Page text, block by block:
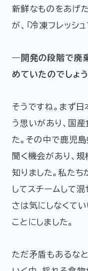
新鮮なものをあげ
が、「冷凍フレッシ
―開発の段階で廃
めていたのでしょ
そうですね。まず
う思いがあり、国
た。その中で鹿児
聞く機会があり、
知りました。私た
してスチームして
さは気にしなくて
ことにしました。
ただ矛盾もあるな